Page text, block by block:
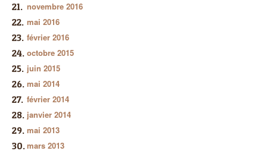
novembre 2016
mai 2016
février 2016
octobre 2015
juin 2015
mai 2014
février 2014
janvier 2014
mai 2013
mars 2013